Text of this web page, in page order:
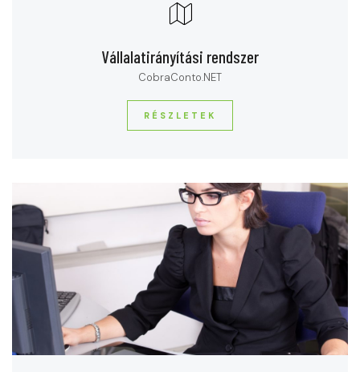
Vállalatirányítási rendszer
CobraConto.NET
RÉSZLETEK